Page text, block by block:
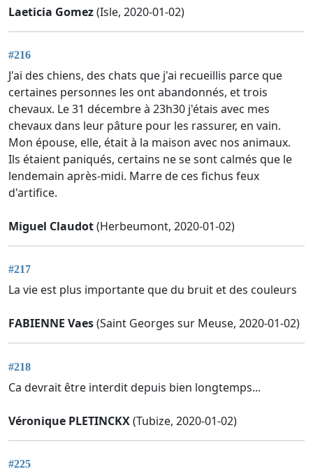
Laeticia Gomez(Isle, 2020-01-02)
#216
J'ai des chiens, des chats que j'ai recueillis parce que
certaines personnes les ont abandonnés, et trois
chevaux. Le 31 décembre à 23h30 j'étais avec mes
chevaux dans leur pâture pour les rassurer, en vain.
Mon épouse, elle, était à la maison avec nos animaux.
Ils étaient paniqués, certains ne se sont calmés que le
lendemain après-midi. Marre de ces fichus feux
d'artifice.
Miguel Claudot(Herbeumont, 2020-01-02)
#217
La vie est plus importante que du bruit et des couleurs
FABIENNE Vaes(Saint Georges sur Meuse, 2020-01-02)
#218
Ca devrait être interdit depuis bien longtemps...
Véronique PLETINCKX(Tubize, 2020-01-02)
#225